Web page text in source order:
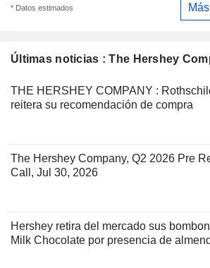
Últimas noticias : The Hershey
THE HERSHEY COMPANY :
reitera su recomendación de compra
The Hershey Company, Q2 2026 Pre
Call, Jul 30, 2026
Hershey retira del mercado sus
Milk Chocolate por presencia de
* Datos estimados